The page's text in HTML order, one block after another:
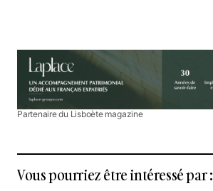
Partenaire du Lisboète magazine
Vous pourriez être intéressé par :